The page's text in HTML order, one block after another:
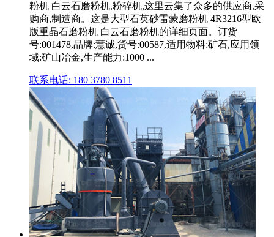
粉机 白云石磨粉机,粉碎机,这里云集了众多的供应商,采
购商,制造商。这是大型石英砂雷蒙磨粉机 4R3216型欧
版重晶石磨粉机 白云石磨粉机的详细页面。订货
号:001478,品牌:慧诚,货号:00587,适用物料:矿石,应用领
域:矿山冶金,生产能力:1000 ...
联系电话: 180 3780 8511